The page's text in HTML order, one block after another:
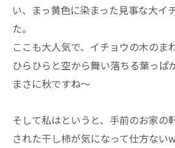
い、まっ黄色に染まった見事な大イ
た。
ここも大人気で、イチョウの木のま
ひらひらと空から舞い落ちる葉っぱ
まさに秋ですね～
そして私はというと、手前のお家の
された干し柿が気になって仕方ない